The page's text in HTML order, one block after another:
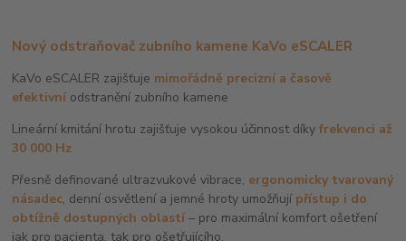
Nový odstraňovač zubního kamene KaVo eSCALER
KaVo eSCALER zajišťuje mimořádně precizní a časově
efektivní odstranění zubního kamene
Lineární kmitání hrotu zajišťuje vysokou účinnost díkyfrekvenci až
30 000 Hz
Přesně definované ultrazvukové vibrace, ergonomicky tvarovaný
násadec, denní osvětlení a jemné hroty umožňují přístup i do
obtížně dostupných oblastí – pro maximální komfort ošetření
jak pro pacienta, tak pro ošetřujícího.